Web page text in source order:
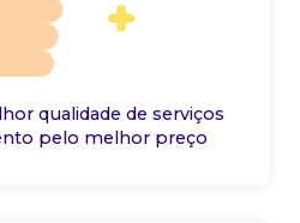
qualidade de serviços
pelo melhor preço